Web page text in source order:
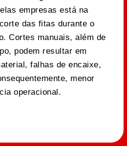
empresas está na
das fitas durante o
Cortes manuais, além de
podem resultar em
falhas de encaixe,
menor
operacional.